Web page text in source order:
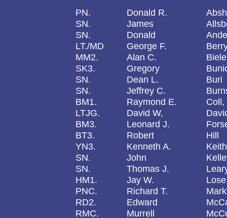
PN. Donald R.
SN.
James
SN.
Donald
LT./MD
George F.
MM2.
Alan C.
SK3.
Gregory
SN.
Dean L.
Buri
SN.
Jeffrey C.
BM1.
Raymond E.
Coll,
LTJG.
David W,
BM3.
Leonard J.
BT3.
Robert
Hill
YN3.
Kenneth A.
Keith
SN.
John
SN.
Thomas J.
HM1.
Jay W.
PNC.
Richard T.
RD2.
Edward
RMC.
Murrell